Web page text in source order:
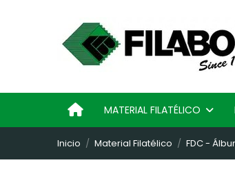
MATERIAL FILATÉLICO
Inicio Material Filatélico FDC -